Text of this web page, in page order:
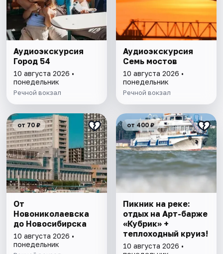
Аудиоэкскурсия
Город 54
10 августа 2026 •
понедельник
Речной вокзал
Аудиоэкскурсия
Семь мостов
10 августа 2026 •
понедельник
Речной вокзал
от 70 ₽
От
Новониколаевска
до Новосибирска
10 августа 2026 •
понедельник
от 400 ₽
Пикник на реке:
отдых на Арт-барже
«Кубрик» +
теплоходный круиз!
10 августа 2026 •